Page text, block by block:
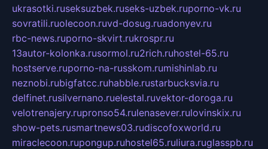
ukrasotki.ruseksuzbek.ruseks-uzbek.ruporno-vk.ru
sovratili.ruolecoon.ruvd-dosug.ruadonyev.ru
rbc-news.ruporno-skvirt.rukrospr.ru
13autor-kolonka.rusormol.ru2rich.ruhostel-65.ru
hostserve.ruporno-na-russkom.rumishinlab.ru
neznobi.rubigfatcc.ruhabble.rustarbucksvia.ru
delfinet.rusilvernano.ruelestal.ruvektor-doroga.ru
velotrenajery.rupronso54.rulenasever.rulovinskix.ru
show-pets.rusmartnews03.rudiscofoxworld.ru
miraclecoon.rupongup.ruhostel65.ruliura.ruglasspb.ru